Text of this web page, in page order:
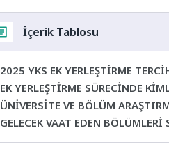
İçerik Tablosu
2025 YKS EK YERLEŞTİRME
EK YERLEŞTİRME SÜRECİNDE
ÜNİVERSİTE VE BÖLÜM
GELECEK VAAT EDEN BÖLÜMLERİ